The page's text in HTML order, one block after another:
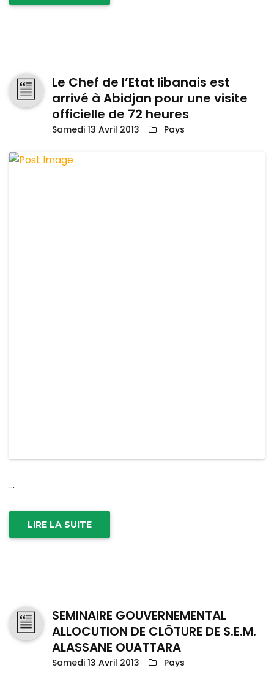
Le Chef de l’Etat libanais est
arrivé à Abidjan pour une visite
officielle de 72 heures
Samedi 13 Avril 2013 Pays
...
LIRE LA SUITE
SEMINAIRE GOUVERNEMENTAL
ALLOCUTION DE CLÔTURE DE S.E.M.
ALASSANE OUATTARA
Samedi 13 Avril 2013 Pays